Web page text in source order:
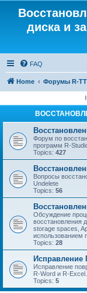
диска и
FAQ
Home Форумы R-TT
Форум по
программ R-
Topics: 427
Вопросы
Undelete
Topics: 56
Обсуждение
восстановления
storage spaces,
использованием
Topics: 28
Исправление
R-Word и R-Excel.
Topics: 5